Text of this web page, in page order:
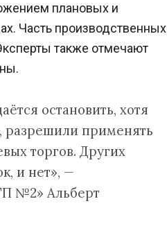
плановых и
Часть производственных
также отмечают
остановить, хотя
разрешили применять
торгов. Других
и нет», —
№2» Альберт